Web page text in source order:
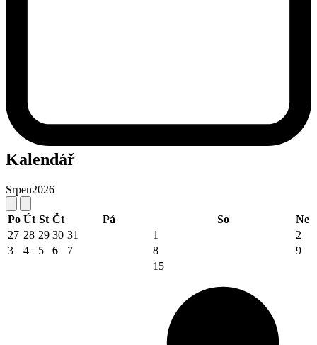
Kalendář
Srpen2026
Po Út St Čt Pá So
Ne
27 28 29 30 31 1
2
3
4 5 6 7 8 9
15